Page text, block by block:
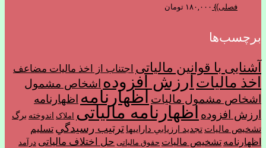
فصلی)} ۱۸۰,۰۰۰ تومان
برچسب‌ها
آشنایی با قوانین مالیاتی اجتناب از اخذ ماليات مضاعف
اخذ مالیات ارزش افزوده اشخاص مشمول
اشخاص مشمول ماليات اظهارنامه اظهارنامه
ارزش افزوده اظهارنامه مالیاتی املاک اندوخته برگ
تشخیص مالیات تجديد ارزيابي دارايي­ها ترتیب رسيدگي تسليم
اظهارنامه تشخیص مالیات حقوق مالیاتی حل اختلاف مالیاتی درآمد